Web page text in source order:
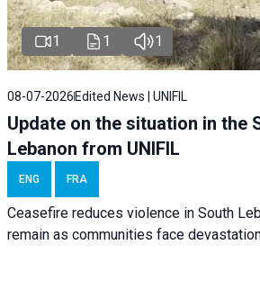
1 1 1
08-07-2026 Edited News | UNIFIL
Update on the situation in the
Lebanon from UNIFIL
ENG FRA
Ceasefire reduces violence in South
remain as communities face